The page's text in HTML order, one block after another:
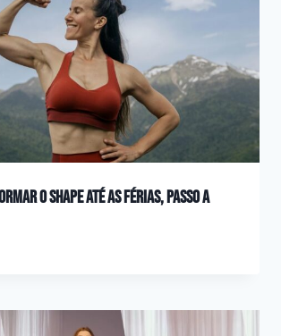
o shape até as férias, passo a